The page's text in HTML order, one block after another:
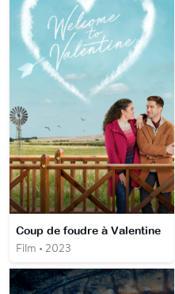
Coup de foudre à Valentine
Film • 2023